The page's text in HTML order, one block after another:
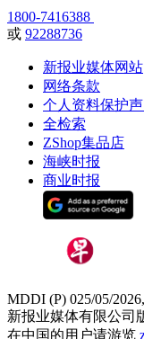
1800-7416388
或 92288736
新报业媒体网站
网络条款
个人资料保护
全检索
ZShop集品店
海峡时报
商业时报
MDDI (P) 025/05/
新报业媒体有限公司
在中国的用户请游览